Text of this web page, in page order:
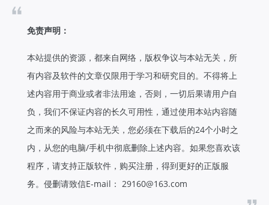
免责声明：
本站提供的资源，都来自网络，版权争议与本站无关，所
有内容及软件的文章仅限用于学习和研究目的。不得将上
述内容用于商业或者非法用途，否则，一切后果请用户自
负，我们不保证内容的长久可用性，通过使用本站内容随
之而来的风险与本站无关，您必须在下载后的24个小时之
内，从您的电脑/手机中彻底删除上述内容。如果您喜欢该
程序，请支持正版软件，购买注册，得到更好的正版服
务。侵删请致信E-mail： 29160@163.com